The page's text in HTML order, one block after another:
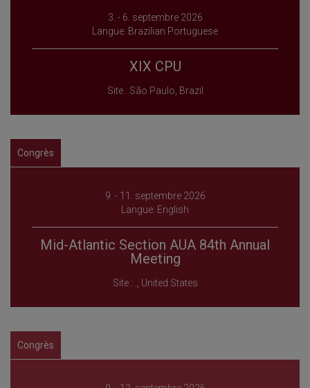
3. - 6. septembre 2026
Langue: Brazilian Portuguese
XIX CPU
Site : São Paulo, Brazil
Congrès
9. - 11. septembre 2026
Langue: English
Mid-Atlantic Section AUA 84th Annual
Meeting
Site : ., United States
Congrès